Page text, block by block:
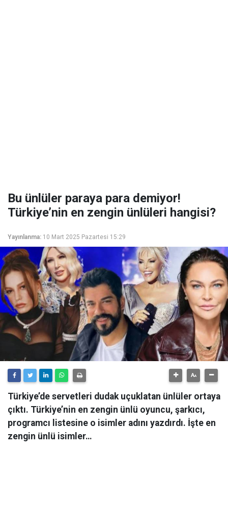
Bu ünlüler paraya para demiyor!
Türkiye’nin en zengin ünlüleri hangisi?
Yayınlanma: 10 Mart 2025 Pazartesi 15:29
Türkiye’de servetleri dudak uçuklatan ünlüler ortaya
çıktı. Türkiye’nin en zengin ünlü oyuncu, şarkıcı,
programcı listesine o isimler adını yazdırdı. İşte en
zengin ünlü isimler…